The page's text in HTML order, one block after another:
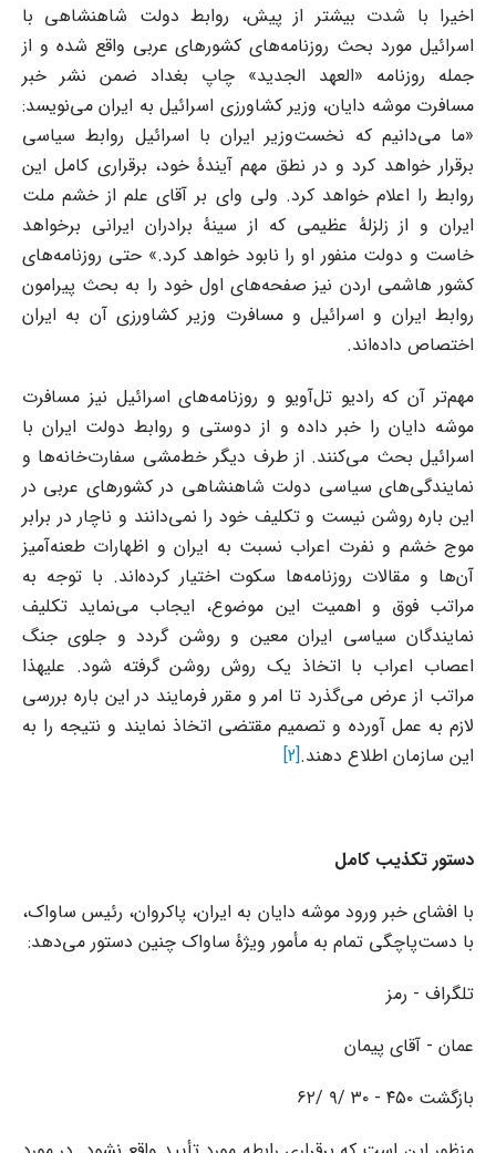
اخیرا با شدت بیشتر از پیش، روابط دولت شاهنشاهی با
اسرائیل مورد بحث روزنامه‌های کشورهای عربی واقع شده و از
جمله روزنامه «العهد الجدید» چاپ بغداد ضمن نشر خبر
مسافرت موشه دایان، وزیر کشاورزی اسرائیل به ایران می‌نویسد:
«ما می‌دانیم که نخست‌وزیر ایران با اسرائیل روابط سیاسی
برقرار خواهد کرد و در نطق مهم آیندهٔ خود، برقراری کامل این
روابط را اعلام خواهد کرد. ولی وای بر آقای علم از خشم ملت
ایران و از زلزلهٔ عظیمی که از سینهٔ برادران ایرانی برخواهد
خاست و دولت منفور او را نابود خواهد کرد.» حتی روزنامه‌های
کشور هاشمی اردن نیز صفحه‌های اول خود را به بحث پیرامون
روابط ایران و اسرائیل و مسافرت وزیر کشاورزی آن به ایران
اختصاص داده‌اند.
مهم‌تر آن که رادیو تل‌آویو و روزنامه‌های اسرائیل نیز مسافرت
موشه دایان را خبر داده و از دوستی و روابط دولت ایران با
اسرائیل بحث می‌کنند. از طرف دیگر خط‌مشی سفارت‌خانه‌ها و
نمایندگی‌های سیاسی دولت شاهنشاهی در کشورهای عربی در
این باره روشن نیست و تکلیف خود را نمی‌دانند و ناچار در برابر
موج خشم و نفرت اعراب نسبت به ایران و اظهارات طعنه‌آمیز
آن‌ها و مقالات روزنامه‌ها سکوت اختیار کرده‌اند. با توجه به
مراتب فوق و اهمیت این موضوع، ایجاب می‌نماید تکلیف
نمایندگان سیاسی ایران معین و روشن گردد و جلوی جنگ
اعصاب اعراب با اتخاذ یک روش روشن گرفته شود. علیهذا
مراتب از عرض می‌گذرد تا امر و مقرر فرمایند در این باره بررسی
لازم به عمل آورده و تصمیم مقتضی اتخاذ نمایند و نتیجه را به
این سازمان اطلاع دهند.[2]
دستور تکذیب کامل
با افشای خبر ورود موشه دایان به ایران، پاکروان، رئیس ساواک،
با دست‌پاچگی تمام به مأمور ویژهٔ ساواک چنین دستور می‌دهد:
تلگراف - رمز
عمان - آقای پیمان
بازگشت ۴۵۰ - ۳۰ /۹ /۶۲